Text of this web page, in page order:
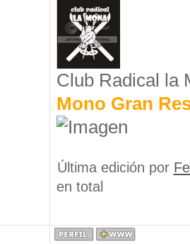
Club Radical la
Mono Gran
Última edición por
en total